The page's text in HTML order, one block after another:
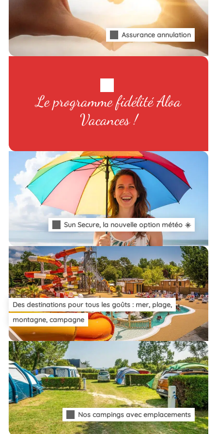
Assurance annulation
Le programme fidélité Aloa
Vacances !
Sun Secure, la nouvelle option météo ☀️
Des destinations pour tous les goûts : mer, plage,
montagne, campagne
Nos campings avec emplacements